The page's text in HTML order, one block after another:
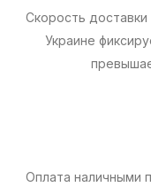
Скорость
Украине
Оплата наличными